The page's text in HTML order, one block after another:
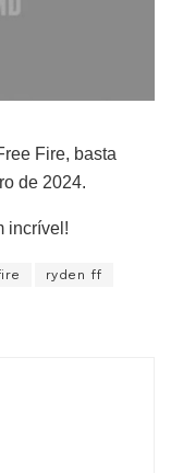
Fire, basta
de 2024.
incrível!
ryden ff